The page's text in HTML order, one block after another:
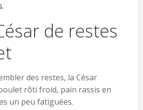
de restes
des restes, la César
rôti froid, pain rassis en
un peu fatiguées.